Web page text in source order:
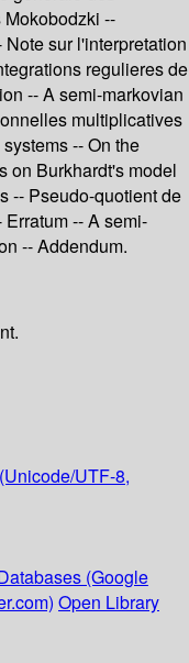
--
sur l'interpretation
regulieres de
-- A semi-markovian
multiplicatives
-- On the
on Burkhardt's model
-- Pseudo-quotient de
-- A semi-
-- Addendum.
UTF-8,
(Google
Open Library